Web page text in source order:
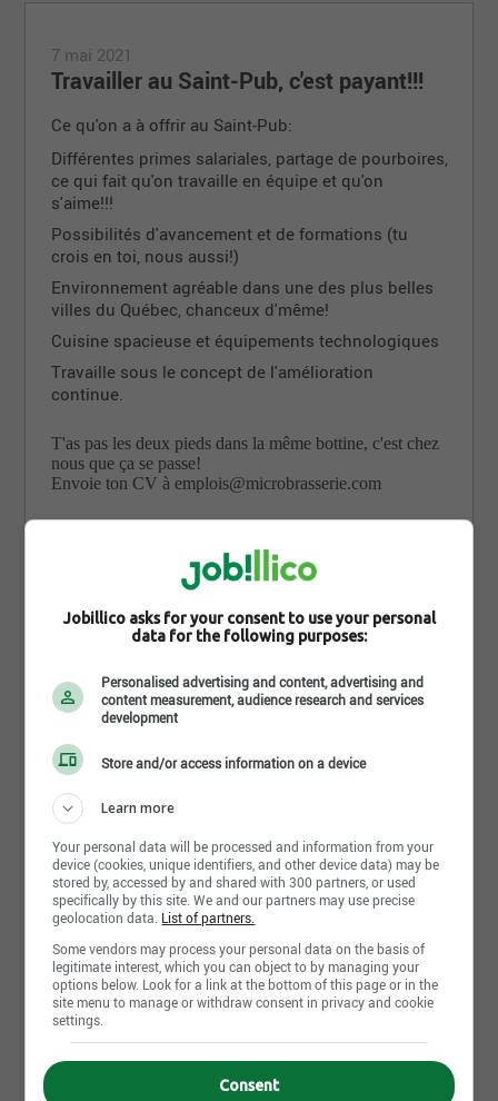
7 mai 2021
Travailler au Saint-Pub, c'est payant!!!
Ce qu'on a à offrir au Saint-Pub:
Différentes primes salariales, partage de pourboires,
ce qui fait qu'on travaille en équipe et qu'on
s'aime!!!
Possibilités d'avancement et de formations (tu
crois en toi, nous aussi!)
Environnement agréable dans une des plus belles
villes du Québec, chanceux d'même!
Cuisine spacieuse et équipements technologiques
Travaille sous le concept de l'amélioration
continue.
T'as pas les deux pieds dans la même bottine, c'est chez
nous que ça se passe!
Envoie ton CV à emplois@microbrasserie.com
Partager cette page
Offres d'emploi
9 juillet 2026
Gestionnaire de succursale
6, rue Paul-René Tremblay, Baie-Saint-Paul, QC
9 juillet 2026
Cuisinier
2 Rue Racine, Baie-Saint-Paul, QC
9 juillet 2026
Aide-cuisinier
2 Rue Racine, Baie-Saint-Paul, QC
Jobillico asks for your consent to use your personal
data for the following purposes:
Personalised advertising and content, advertising and
content measurement, audience research and services
development
Store and/or access information on a device
Learn more
Your personal data will be processed and information from your
device (cookies, unique identifiers, and other device data) may be
stored by, accessed by and shared with 300 partners, or used
specifically by this site. We and our partners may use precise
geolocation data. List of partners.
Some vendors may process your personal data on the basis of
legitimate interest, which you can object to by managing your
options below. Look for a link at the bottom of this page or in the
site menu to manage or withdraw consent in privacy and cookie
settings.
Consent